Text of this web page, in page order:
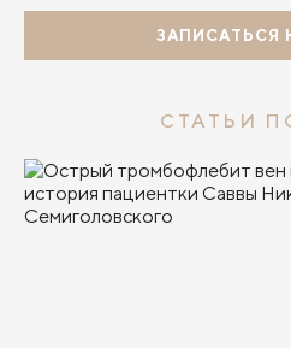
ЗАПИСАТЬСЯ
СТАТЬИ